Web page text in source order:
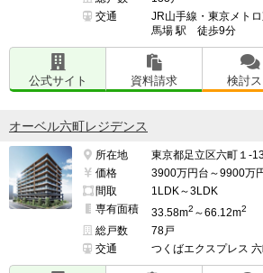
交通
JR山手線・東京メト
馬場 駅 徒歩9分
公式サイト 資料請求 検討
オーベル六町レジデンス
所在地
東京都足立区六町１-
価格
3900万円台～9900万
間取
1LDK～3LDK
専有面積
33.58m2 ～66.12m2
総戸数
78戸
交通
つくばエクスプレス